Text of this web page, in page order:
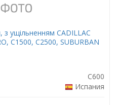
ущільненням CADILLAC
C1500, C2500, SUBURBAN
C600
Испания